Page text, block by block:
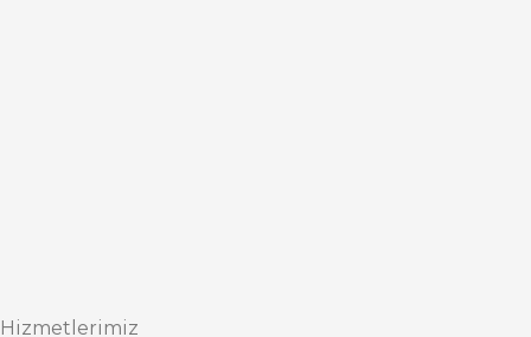
Hizmetlerimiz